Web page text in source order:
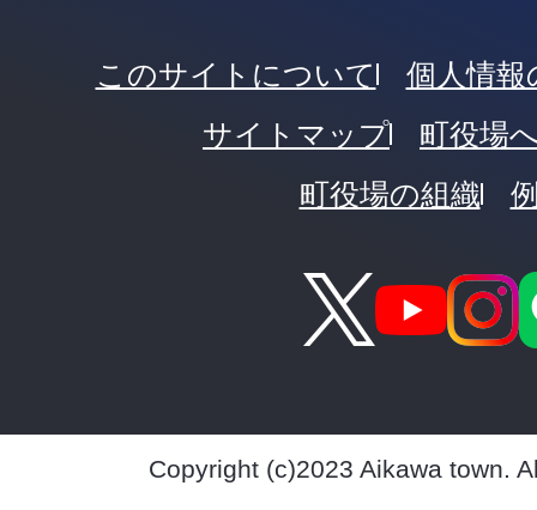
このサイトについて
個人情
サイトマップ
町役場
町役場の組織
Copyright (c)2023 Aikawa town.